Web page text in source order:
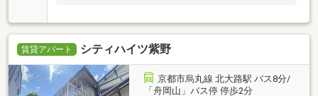
賃貸アパート シティハイツ紫野
京都市烏丸線 北大路駅 バス8分/
「舟岡山」バス停 停歩2分